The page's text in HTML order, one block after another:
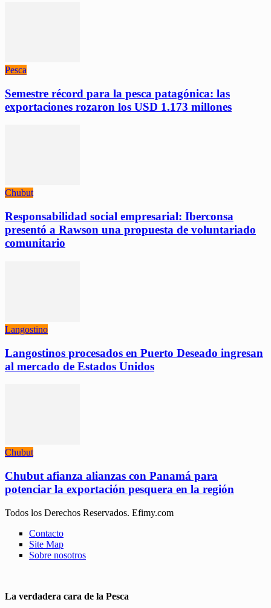
Pesca
Semestre récord para la pesca patagónica: las
exportaciones rozaron los USD 1.173 millones
Chubut
Responsabilidad social empresarial: Iberconsa
presentó a Rawson una propuesta de voluntariado
comunitario
Langostino
Langostinos procesados en Puerto Deseado ingresan
al mercado de Estados Unidos
Chubut
Chubut afianza alianzas con Panamá para
potenciar la exportación pesquera en la región
Todos los Derechos Reservados. Efimy.com
Contacto
Site Map
Sobre nosotros
La verdadera cara de la Pesca